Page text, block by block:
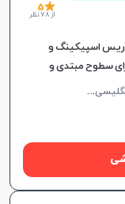
5
از 78 نظر
اسپیکینگ و
سطوح مبتدی و
م
کالمه زبان انگلیسی، زبان انگلیسی عمومی، گرامر زبان انگلیسی، زبان انگلیسی آمریکایی، آیلتس